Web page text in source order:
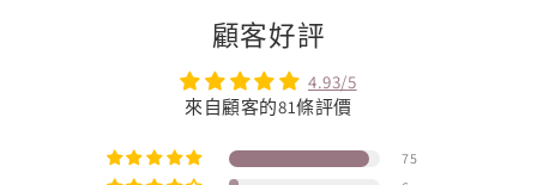
顧客好評
4.93/5
來自顧客的81條評價
75